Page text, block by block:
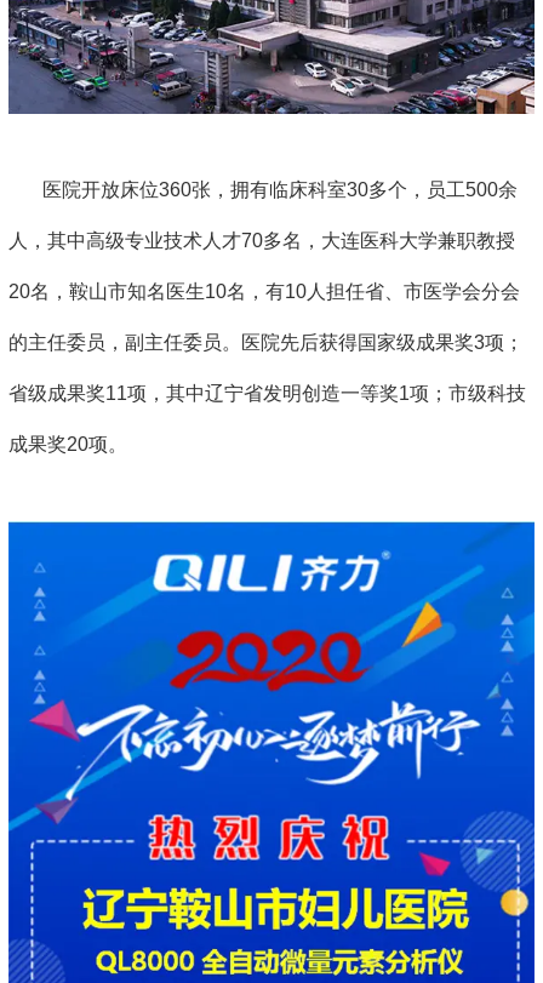
医院开放床位360张，拥有临床科室30多个，员工500余
人，其中高级专业技术人才70多名，大连医科大学兼职教授
20名，鞍山市知名医生10名，有10人担任省、市医学会分会
的主任委员，副主任委员。医院先后获得国家级成果奖3项；
省级成果奖11项，其中辽宁省发明创造一等奖1项；市级科技
成果奖20项。